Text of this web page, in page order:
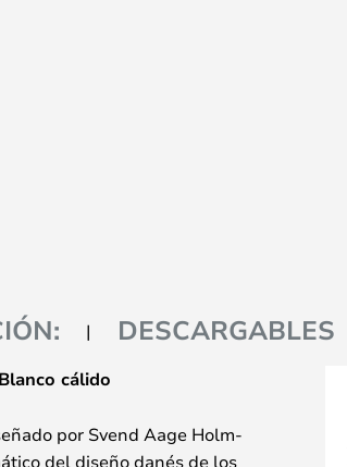
DESCARGABLES
cálido
por Svend Aage Holm-
del diseño danés de los